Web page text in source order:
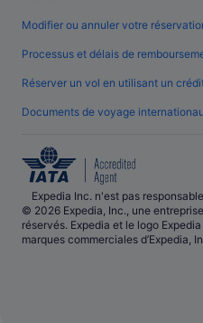
Modifier ou annuler votre
Processus et délais de
Réserver un vol en utilisant un
Documents de voyage
Expedia Inc. n'est pas
© 2026 Expedia, Inc., une
réservés. Expedia et le logo
marques commerciales d’Expedia,